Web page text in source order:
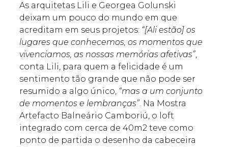
As arquitetas Lili e Georgea Golunski
deixam um pouco do mundo em que
acreditam em seus projetos: “[Ali estão] os
lugares que conhecemos, os momentos que
vivenciamos, as nossas memórias afetivas”,
conta Lili, para quem a felicidade é um
sentimento tão grande que não pode ser
resumido a algo único, “mas a um conjunto
de momentos e lembranças”. Na Mostra
Artefacto Balneário Camboriú, o loft
integrado com cerca de 40m2 teve como
ponto de partida o desenho da cabeceira